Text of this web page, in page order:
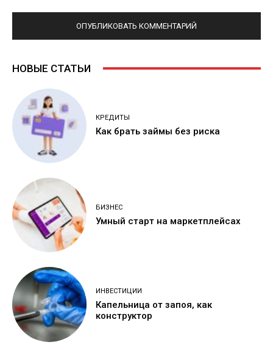
НОВЫЕ СТАТЬИ
КРЕДИТЫ
Как брать займы без риска
БИЗНЕС
Умный старт на маркетплейсах
ИНВЕСТИЦИИ
Капельница от запоя, как
конструктор